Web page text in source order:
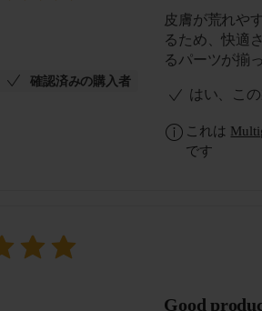
確認済みの購入者
皮膚が荒れや
るため、快適
るパーツが揃
はい、こ
これは
です
Good